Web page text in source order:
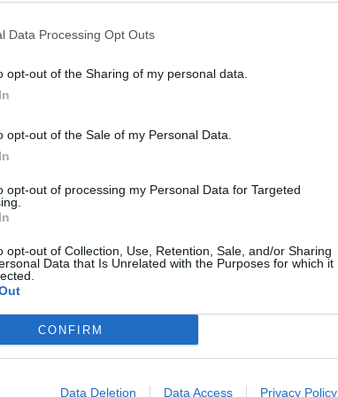
Data Processing Opt Outs
opt-out of the Sharing of my personal data.
opt-out of the Sale of my Personal Data.
opt-out of processing my Personal Data for Targeted
opt-out of Collection, Use, Retention, Sale, and/or Sharing
Data that Is Unrelated with the Purposes for which it
CONFIRM
Data Deletion Data Access Privacy Policy
calciomercato pare che sia
Perugia e Radovanovic alla Ternana,
arrivare ancora un centrocampista ed
e Botheim.